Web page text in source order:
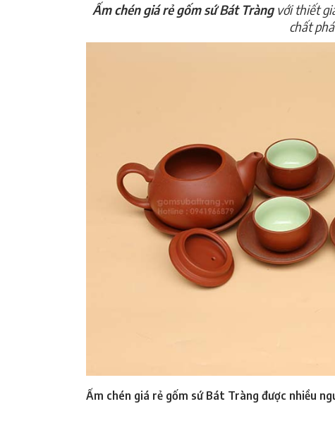
Ấm chén giá rẻ gốm sứ Bát Tràng với thiết
chất
Ấm chén giá rẻ gốm sứ Bát Tràng được nhiều